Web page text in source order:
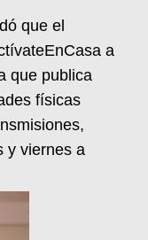
que el
a
que publica
físicas
y viernes a